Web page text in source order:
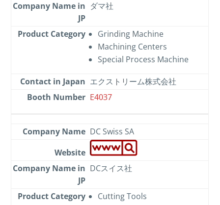
ダマ社
Grinding Machine
Machining Centers
Special Process Machine
エクストリーム株式会社
E4037
DC Swiss SA
DCスイス社
Cutting Tools